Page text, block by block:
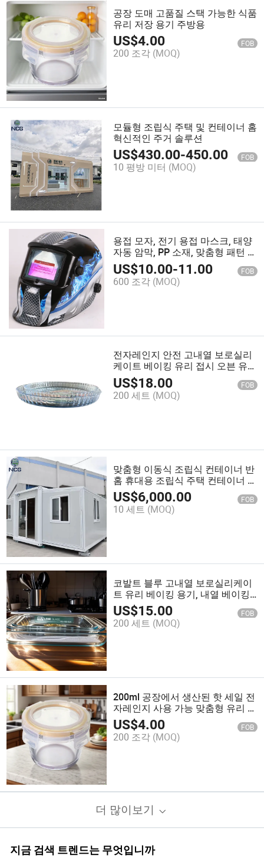
공장 도매 고품질 스택 가능한 식품
유리 저장 용기 주방용
US$4.00 FOB
200 조각 (MOQ)
모듈형 조립식 주택 및 컨테이너 홈
혁신적인 주거 솔루션
US$430.00-450.00 FOB
10 평방 미터 (MOQ)
용접 모자, 전기 용접 마스크, 태양
자동 암막, PP 소재, 맞춤형 패턴 용
접 헬멧
US$10.00-11.00 FOB
600 조각 (MOQ)
전자레인지 안전 고내열 보로실리
케이트 베이킹 유리 접시 오븐 유리
베이킹 접시 내열 오븐 파이렉스 세
트 유리 베이킹 접시 원형 사각형
US$18.00 FOB
200 세트 (MOQ)
맞춤형 이동식 조립식 컨테이너 반
홈 휴대용 조립식 주택 컨테이너 하
우스
US$6,000.00 FOB
10 세트 (MOQ)
코발트 블루 고내열 보로실리케이
트 유리 베이킹 용기, 내열 베이킹
쟁반, 유리 접시, 유리 팬
US$15.00 FOB
200 세트 (MOQ)
200ml 공장에서 생산된 핫 세일 전
자레인지 사용 가능 맞춤형 유리 재
활용 도시락 상자 미니 음식 저장
용기 아기 과일용
US$4.00 FOB
200 조각 (MOQ)
더 많이보기
지금 검색 트렌드는 무엇입니까